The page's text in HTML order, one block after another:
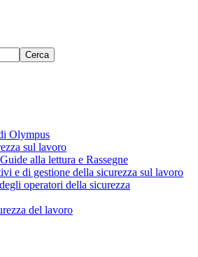
Cerca
Olympus
sul lavoro
alla lettura e Rassegne
e di gestione della sicurezza sul lavoro
operatori della sicurezza
del lavoro